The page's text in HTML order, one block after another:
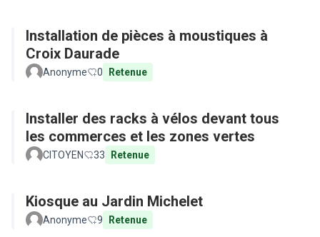
Installation de pièces à moustiques à
Croix Daurade
Anonyme 0 Retenue
Installer des racks à vélos devant tous
les commerces et les zones vertes
CITOYEN 33 Retenue
Kiosque au Jardin Michelet
Anonyme 9 Retenue